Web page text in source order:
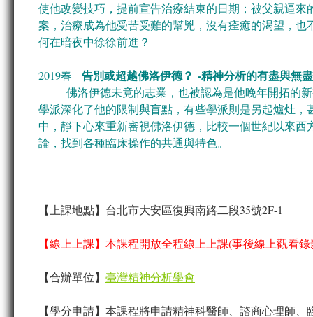
使他改變技巧，提前宣告治療結束的日期；被父親逼
案，治療成為他受苦受難的幫兇，沒有痊癒的渴望，
何在暗夜中徐徐前進？
2019春 告別或超越佛洛伊德？ -精神分析的有盡與無盡
佛洛伊德未竟的志業，也被認為是他晚年開拓的
學派深化了他的限制與盲點，有些學派則是另起爐灶
中，靜下心來重新審視佛洛伊德，比較一個世紀以來
論，找到各種臨床操作的共通與特色。
【上課地點】台北市大安區復興南路二段35號2F-1
【線上上課】本課程開放全程線上上課(事後線上觀看
【合辦單位】 臺灣精神分析學會
【學分申請】本課程將申請精神科醫師、諮商心理師